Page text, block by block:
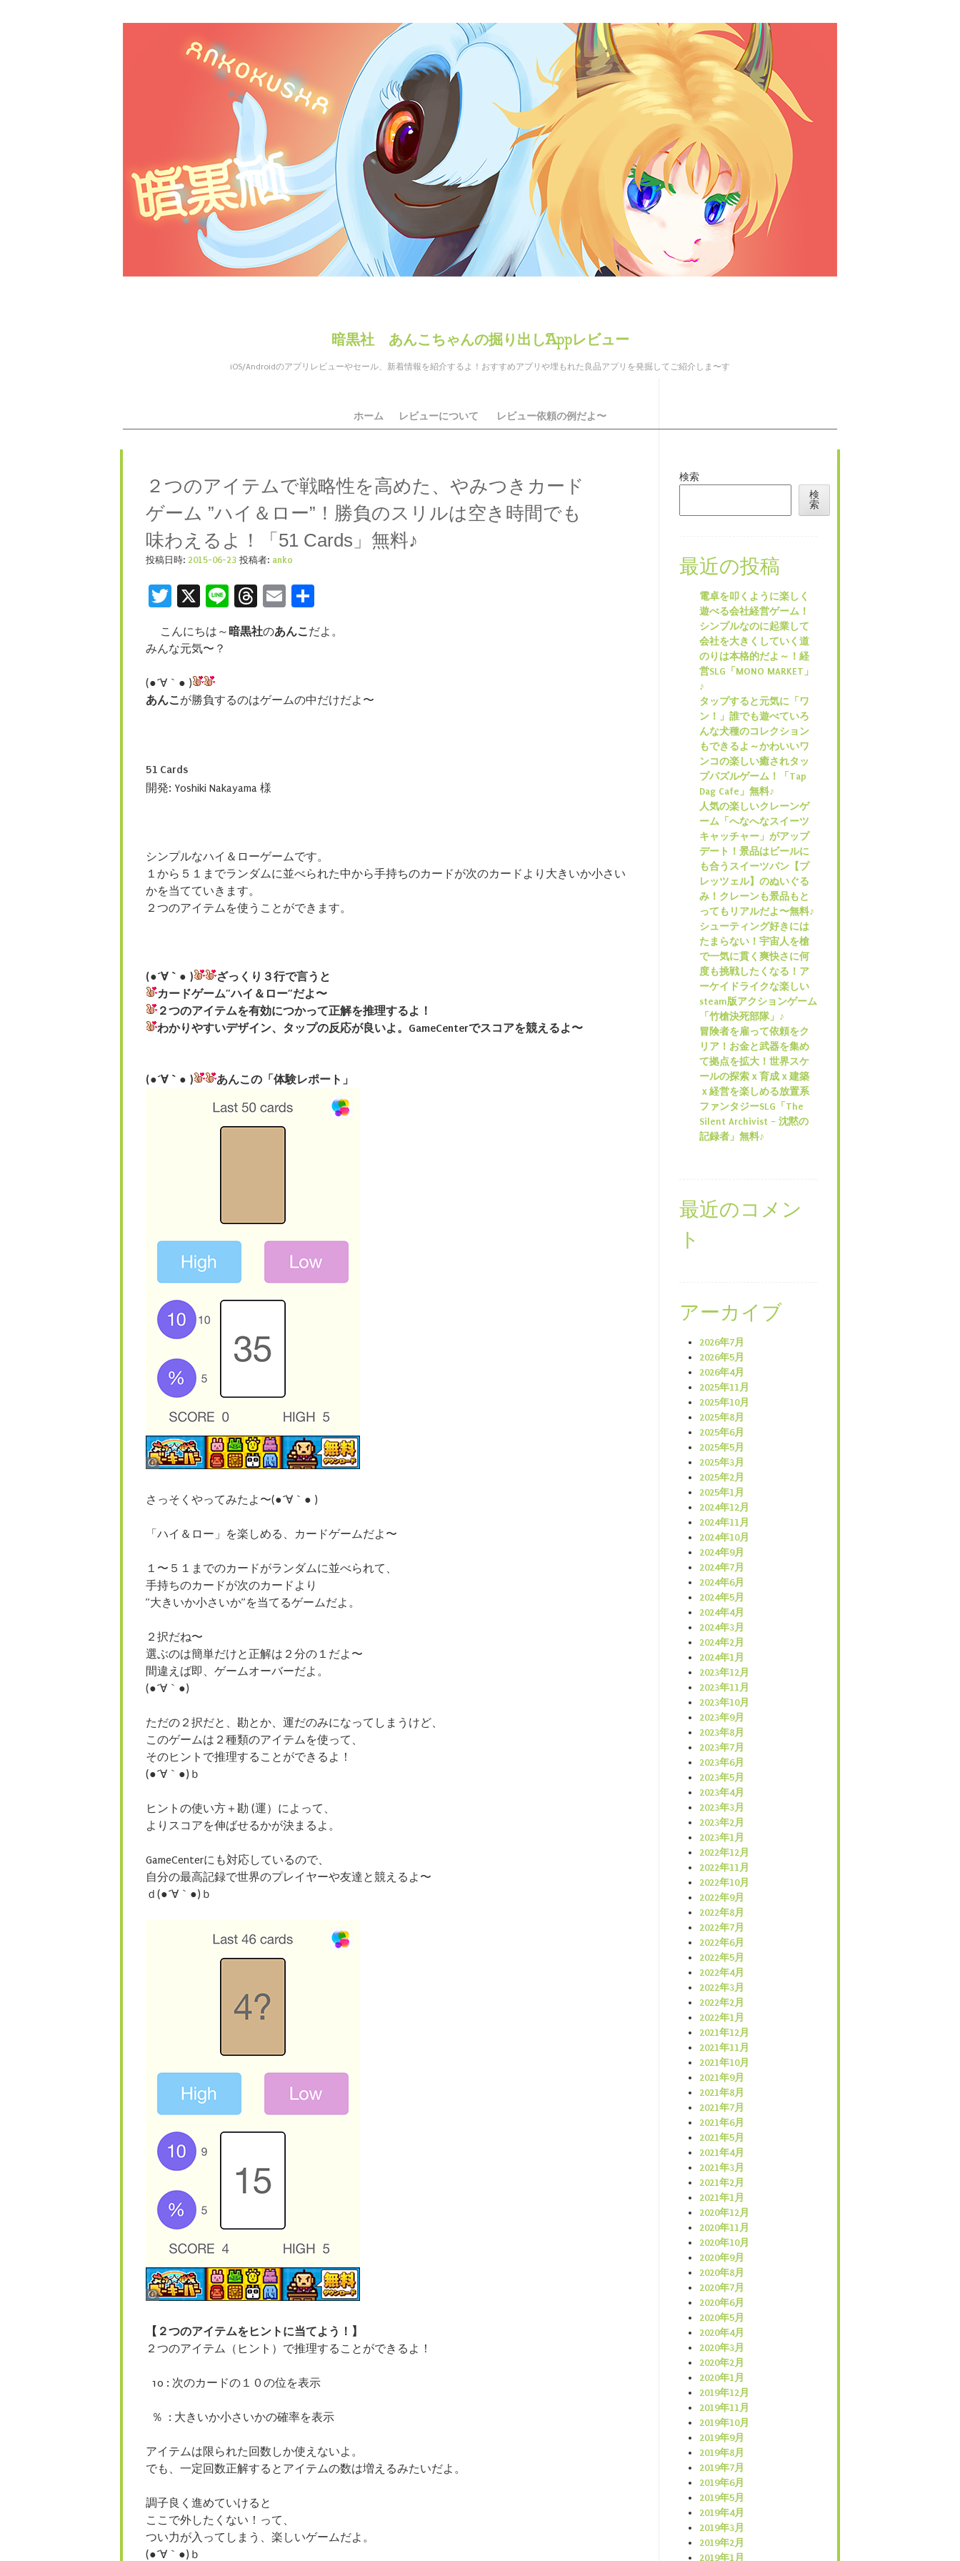
暗黒社 あんこちゃんの掘り出しAppレビュー
iOS/Androidのアプリレビューやセール、新着情報を紹介するよ！おすすめアプリや埋もれた良品アプリを発掘してご紹介しま〜す
メニュー ホーム レビューについて レビュー依頼の例だよ〜
２つのアイテムで戦略性を高めた、やみつきカード
ゲーム ”ハイ＆ロー”！勝負のスリルは空き時間でも
味わえるよ！「51 Cards」無料♪
投稿日時: 2015-06-23 投稿者: anko
Twitter
X LineThreads
Email
こんにちは～ 暗黒社のあんこだよ。
みんな元気〜？
(●´∀｀● )
あんこが勝負するのはゲームの中だけだよ〜
51 Cards
開発: Yoshiki Nakayama 様
シンプルなハイ＆ローゲームです。
１から５１までランダムに並べられた中から手持ちのカードが次のカードより大きいか小さい
かを当てていきます。
２つのアイテムを使うことができます。
(●´∀｀● )
ざっくり３行で言うと
カードゲーム”ハイ＆ロー”だよ〜
２つのアイテムを有効につかって正解を推理するよ！
わかりやすいデザイン、タップの反応が良いよ。GameCenterでスコアを競えるよ〜
(●´∀｀● ) あんこの「体験レポート」
さっそくやってみたよ〜(●´∀｀● )
「ハイ＆ロー」を楽しめる、カードゲームだよ〜
１〜５１までのカードがランダムに並べられて、
手持ちのカードが次のカードより
”大きいか小さいか”を当てるゲームだよ。
２択だね〜
選ぶのは簡単だけと正解は２分の１だよ〜
間違えば即、ゲームオーバーだよ。
(●´∀｀●)
ただの２択だと、勘とか、運だのみになってしまうけど、
このゲームは２種類のアイテムを使って、
そのヒントで推理することができるよ！
(●´∀｀●)ｂ
ヒントの使い方＋勘 (運）によって、
よりスコアを伸ばせるかが決まるよ。
GameCenterにも対応しているので、
自分の最高記録で世界のプレイヤーや友達と競えるよ〜
ｄ(●´∀｀●)ｂ
【２つのアイテムをヒントに当てよう！】
２つのアイテム（ヒント）で推理することができるよ！
10 : 次のカードの１０の位を表示
％ : 大きいか小さいかの確率を表示
アイテムは限られた回数しか使えないよ。
でも、一定回数正解するとアイテムの数は増えるみたいだよ。
調子良く進めていけると
ここで外したくない！って、
つい力が入ってしまう、楽しいゲームだよ。
(●´∀｀●)ｂ
検索
検
索
最近の投稿
電卓を叩くように楽しく
遊べる会社経営ゲーム！
シンプルなのに起業して
会社を大きくしていく道
のりは本格的だよ～！経
営SLG「MONO MARKET」
♪
タップすると元気に「ワ
ン！」誰でも遊べていろ
んな犬種のコレクション
もできるよ～かわいいワ
ンコの楽しい癒されタッ
プパズルゲーム！「Tap
Dag Cafe」無料♪
人気の楽しいクレーンゲ
ーム「へなへなスイーツ
キャッチャー」がアップ
デート！景品はビールに
も合うスイーツパン【プ
レッツェル】のぬいぐる
み！クレーンも景品もと
ってもリアルだよ〜無料♪
シューティング好きには
たまらない！宇宙人を槍
で一気に貫く爽快さに何
度も挑戦したくなる！ア
ーケイドライクな楽しい
steam版アクションゲーム
「竹槍決死部隊」♪
冒険者を雇って依頼をク
リア！お金と武器を集め
て拠点を拡大！世界スケ
ールの探索ｘ育成ｘ建築
ｘ経営を楽しめる放置系
ファンタジーSLG「The
Silent Archivist – 沈黙の
記録者」無料♪
最近のコメン
ト
アーカイブ
2026年7月
2026年5月
2026年4月
2025年11月
2025年10月
2025年8月
2025年6月
2025年5月
2025年3月
2025年2月
2025年1月
2024年12月
2024年11月
2024年10月
2024年9月
2024年7月
2024年6月
2024年5月
2024年4月
2024年3月
2024年2月
2024年1月
2023年12月
2023年11月
2023年10月
2023年9月
2023年8月
2023年7月
2023年6月
2023年5月
2023年4月
2023年3月
2023年2月
2023年1月
2022年12月
2022年11月
2022年10月
2022年9月
2022年8月
2022年7月
2022年6月
2022年5月
2022年4月
2022年3月
2022年2月
2022年1月
2021年12月
2021年11月
2021年10月
2021年9月
2021年8月
2021年7月
2021年6月
2021年5月
2021年4月
2021年3月
2021年2月
2021年1月
2020年12月
2020年11月
2020年10月
2020年9月
2020年8月
2020年7月
2020年6月
2020年5月
2020年4月
2020年3月
2020年2月
2020年1月
2019年12月
2019年11月
2019年10月
2019年9月
2019年8月
2019年7月
2019年6月
2019年5月
2019年4月
2019年3月
2019年2月
2019年1月